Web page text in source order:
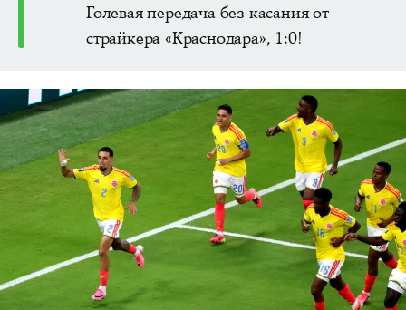
Голевая передача без касания от
страйкера «Краснодара», 1:0!